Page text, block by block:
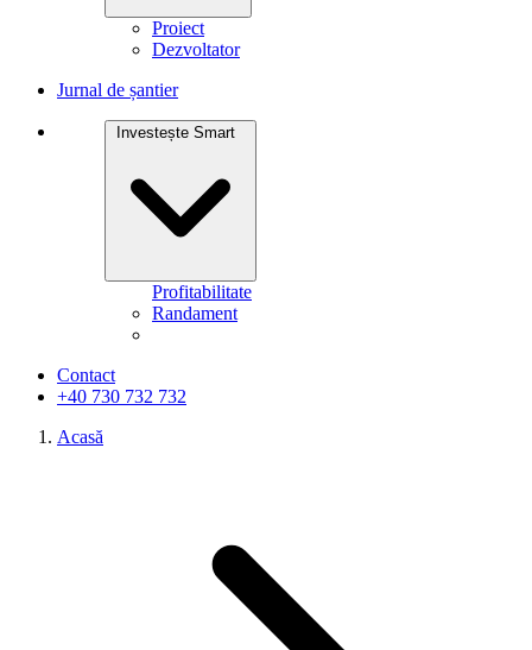
Proiect
Dezvoltator
Jurnal de șantier
Investește Smart
Profitabilitate
Randament
Contact
+40 730 732 732
Acasă